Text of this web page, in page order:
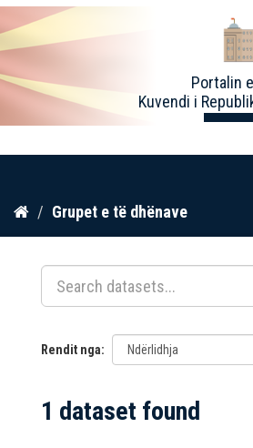
Kalo
përmbajtja
Portalin
Kuvendi i
Grupet e të dhënave
Rendit nga
1 dataset found